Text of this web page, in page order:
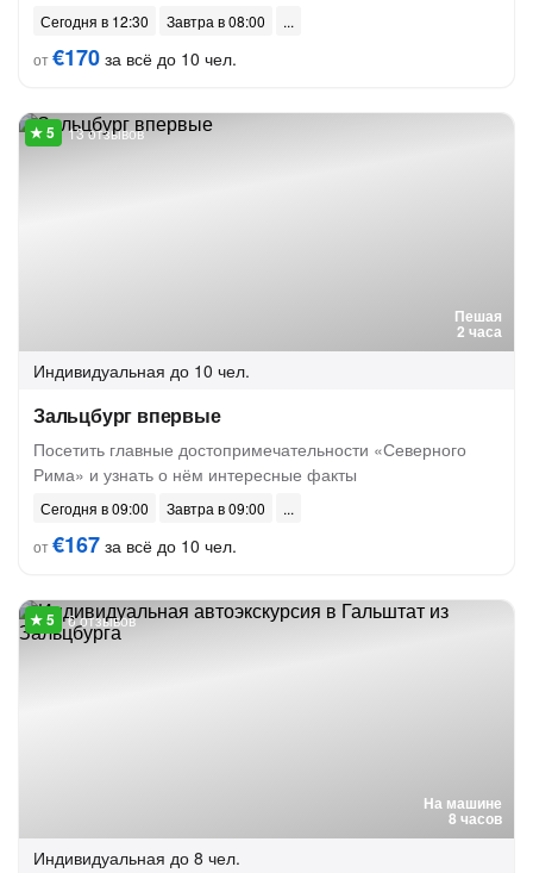
Сегодня в 12:30
Завтра в 08:00
от€170 за всё до 10 чел.
Пешая
2 часа
13 отзывов
Индивидуальная до 10 чел.
Зальцбург впервые
Посетить главные достопримечательности «Северного
Рима» и узнать о нём интересные факты
Сегодня в 09:00
Завтра в 09:00
от€167 за всё до 10 чел.
На машине
8 часов
6 отзывов
Индивидуальная до 8 чел.